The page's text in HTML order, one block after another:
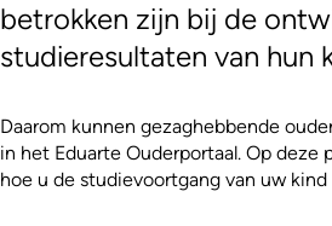
betrokken zijn bij de
studieresultaten van hun
Daarom kunnen gezaghebbende
in het Eduarte Ouderportaal. Op deze
hoe u de studievoortgang van uw